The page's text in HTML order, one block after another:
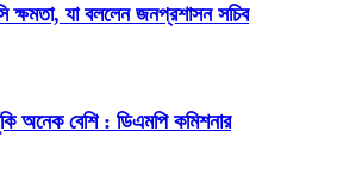
ক্ষমতা, যা বললেন জনপ্রশাসন সচিব
অনেক বেশি : ডিএমপি কমিশনার